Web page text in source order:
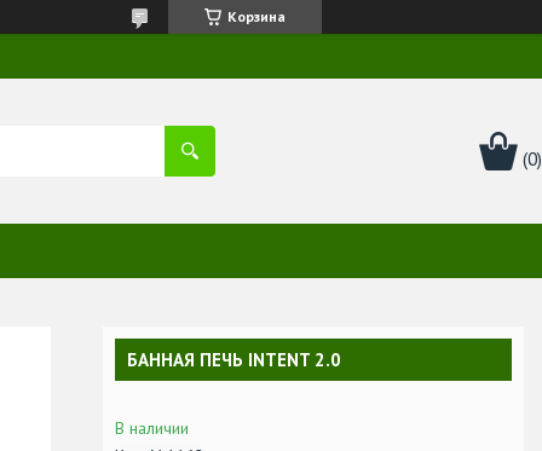
Корзина
БАННАЯ ПЕЧЬ INTENT 2.0
В наличии